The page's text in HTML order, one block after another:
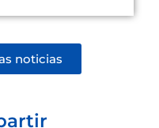
noticias